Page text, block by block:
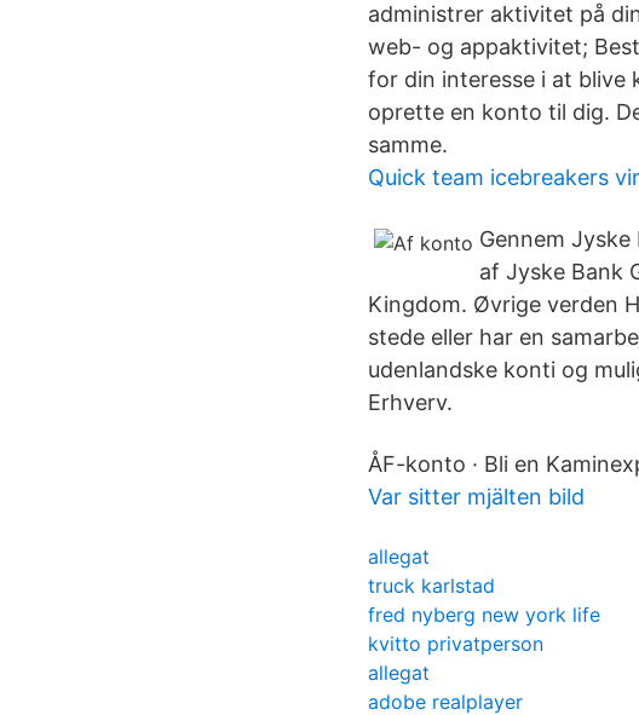
administrer aktivitet på
web- og appaktivitet;
for din interesse i at blive
oprette en konto til dig.
samme.
Quick team icebreakers
Gennem
af Jyske Bank
Kingdom. Øvrige verden
stede eller har en
udenlandske konti og
Erhverv.
ÅF-konto · Bli en
Var sitter mjälten bild
allegat
truck karlstad
fred nyberg new york life
kvitto privatperson
allegat
adobe realplayer